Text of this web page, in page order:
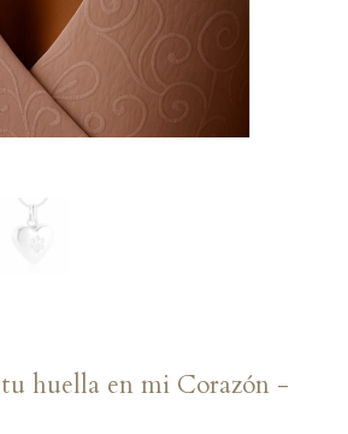
huella en mi Corazón -